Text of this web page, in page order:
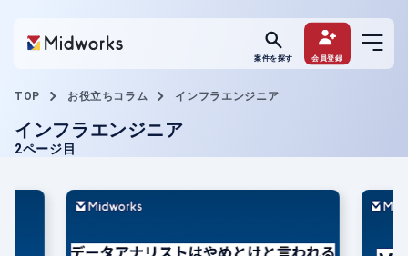
案件を探す 会員登録
TOP お役立ちコラム インフラエンジニア
インフラエンジニア
2ページ目